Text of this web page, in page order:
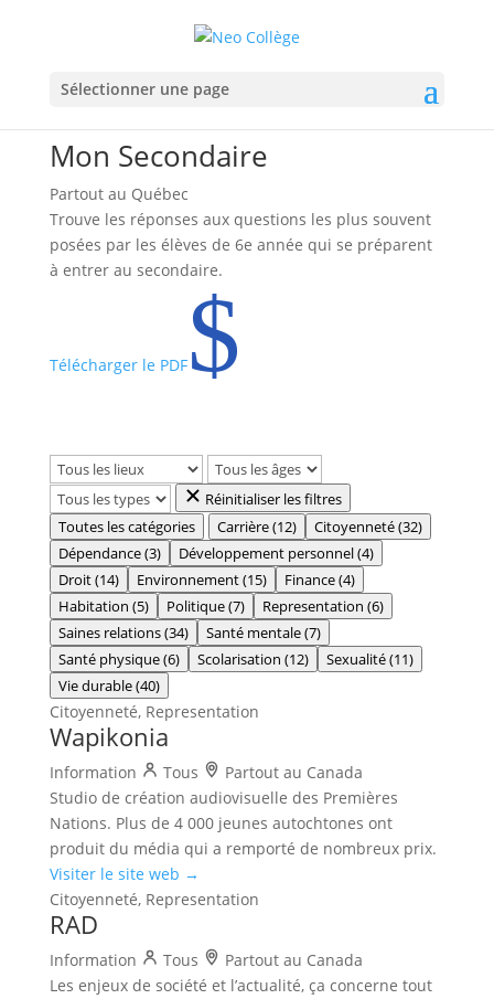
Sélectionner une page
Mon Secondaire
Partout au Québec
Trouve les réponses aux questions les plus souvent
posées par les élèves de 6e année qui se préparent
à entrer au secondaire.
Télécharger le PDF$
Réinitialiser les filtres
Toutes les catégories
Carrière(12) Citoyenneté(32)
Dépendance(3) Développement personnel(4)
Droit(14) Environnement(15) Finance(4)
Habitation (5) Politique(7) Representation (6)
Saines relations(34) Santé mentale(7)
Santé physique(6) Scolarisation (12) Sexualité(11)
Vie durable(40)
Citoyenneté, Representation
Wapikonia
Information Tous
Partout au Canada
Studio de création audiovisuelle des Premières
Nations. Plus de 4 000 jeunes autochtones ont
produit du média qui a remporté de nombreux prix.
Visiter le site web →
Citoyenneté, Representation
RAD
Information Tous
Partout au Canada
Les enjeux de société et l’actualité, ça concerne tout